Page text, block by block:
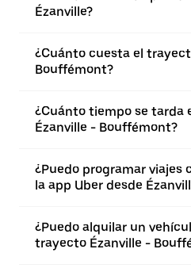
Ézanville?
¿Cuánto cuesta el
Bouffémont?
¿Cuánto tiempo se tarda
Ézanville - Bouffémont?
¿Puedo programar viajes
la app Uber desde
¿Puedo alquilar un
trayecto Ézanville -